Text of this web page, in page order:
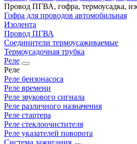
Провод ПГВА, гофра, термоусадка,
Гофра для проводов автомобильная
Изолента
Провод ПГВА
Соединители термоусаживаемые
Термоусадочная трубка
Реле
Реле
Реле бензонасоса
Реле времени
Реле звукового сигнала
Реле различного назначения
Реле стартера
Реле стеклоочистителя
Реле указателей поворота